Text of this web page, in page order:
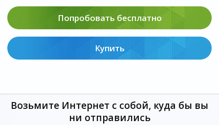
Попробовать бесплатно
Купить
Возьмите Интернет с собой, куда бы вы
ни отправились